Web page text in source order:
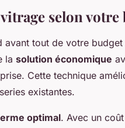
selon votre
avant tout de votre
la solution économique
Cette technique
existantes.
optimal. Avec un